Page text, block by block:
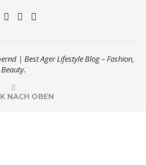
| Best Ager Lifestyle Blog – Fashion,
Beauty.
NACH OBEN